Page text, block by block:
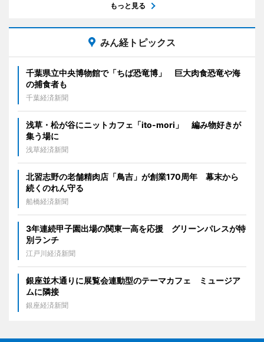
もっと見る
みん経トピックス
千葉県立中央博物館で「ちば恐竜博」 巨大肉食恐竜や海
の捕食者も
千葉経済新聞
浅草・松が谷にニットカフェ「ito-mori」 編み物好きが
集う場に
浅草経済新聞
北習志野の老舗精肉店「鳥吉」が創業170周年 幕末から
続くのれん守る
船橋経済新聞
3年連続甲子園出場の関東一高を応援 グリーンパレスが特
別ランチ
江戸川経済新聞
銀座並木通りに展覧会連動型のテーマカフェ ミュージア
ムに隣接
銀座経済新聞